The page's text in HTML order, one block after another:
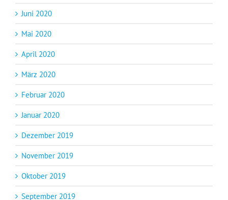
Juni 2020
Mai 2020
April 2020
März 2020
Februar 2020
Januar 2020
Dezember 2019
November 2019
Oktober 2019
September 2019